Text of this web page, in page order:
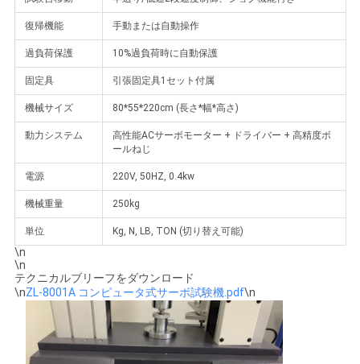
SITEMAP
PRIVACY
POLICY
復帰機能 手動または自動操作
過負荷保護 10%過負荷時に自動保護
固定具 引張固定具1セット付属
機械サイズ 80*55*220cm (長さ*幅*高さ)
動力システム
高性能ACサーボモーター + ドライバー + 高精度ボ
ールねじ
電源 220V, 50HZ, 0.4kw
機械重量 250kg
単位 Kg, N, LB, TON (切り替え可能)
\n
\n
テクニカルブリーフをダウンロード
\nZL-8001A コンピュータ式サーボ試験機.pdf\n